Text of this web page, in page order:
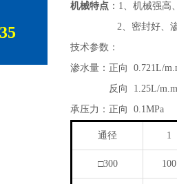
机械特点 ：1、机械强
2、密封好、渗水量
技术参数：
渗水量：正向 0.721L/
反向 1.25L/
承压力：正向 0.1MPa
通径 1
□300 100